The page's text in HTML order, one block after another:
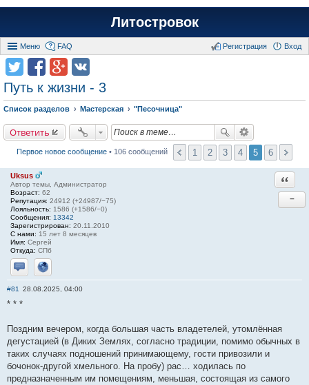
Литостровок
Меню FAQ Вход
Регистрация
Путь к жизни - 3
Список разделов Мастерская "Песочница"
Ответить
Первое новое сообщение • 106 сообщений 1 2 3 4 5 6
Uksus
Автор темы, Администратор
Возраст: 62
Репутация: 24912 (+24987/−75)
Лояльность: 1586 (+1586/−0)
Сообщения: 13342
Зарегистрирован: 20.11.2010
С нами: 15 лет 8 месяцев
Имя: Сергей
Откуда: СПб
Отправить личное сообщение
Сайт
−
#81 28.08.2025, 04:00
* * *
Поздним вечером, когда большая часть владетелей, утомлённая
дегустацией (в Диких Землях, согласно традиции, помимо обычных в
таких случаях подношений принимающему, гости привозили и
бочонок-другой хмельного. На пробу) рас… ходилась по
предназначенным им помещениям, меньшая, состоящая из самого